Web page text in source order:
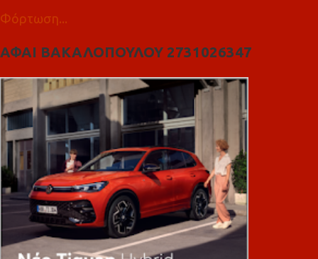
Φόρτωση...
ΑΦΑΙ ΒΑΚΑΛΟΠΟΥΛΟΥ 2731026347